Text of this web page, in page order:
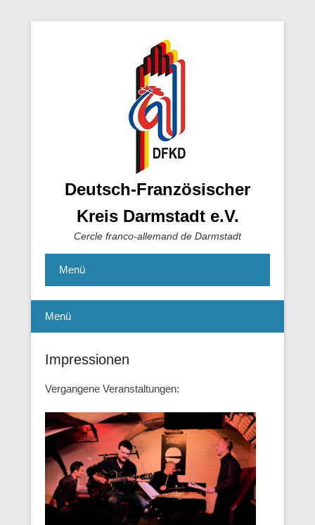
Deutsch-Französischer
Kreis Darmstadt e.V.
Cercle franco-allemand de Darmstadt
Menü
Menü
Impressionen
Vergangene Veranstaltungen: